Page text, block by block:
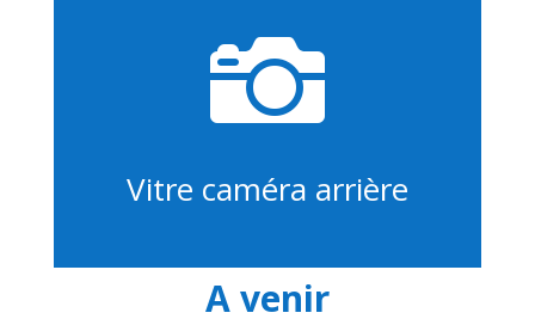

Vitre caméra arrière
A venir